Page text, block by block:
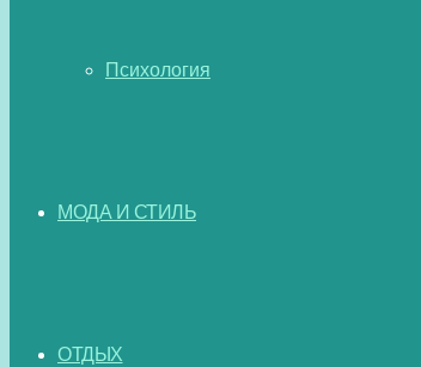
Психология
МОДА И СТИЛЬ
ОТДЫХ